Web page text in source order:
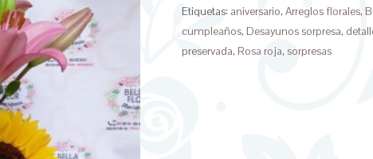
Etiquetas: aniversario,Arreglos florales,
cumpleaños, Desayunos sorpresa,
preservada, Rosa roja, sorpresas